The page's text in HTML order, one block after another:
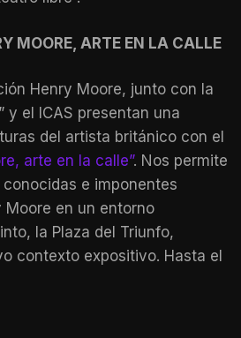
MOORE, ARTE EN LA CALLE
Henry Moore, junto con la
y el ICAS presentan una
del artista británico con el
arte en la calle”. Nos permite
e imponentes
en un entorno
la Plaza del Triunfo,
contexto expositivo. Hasta el